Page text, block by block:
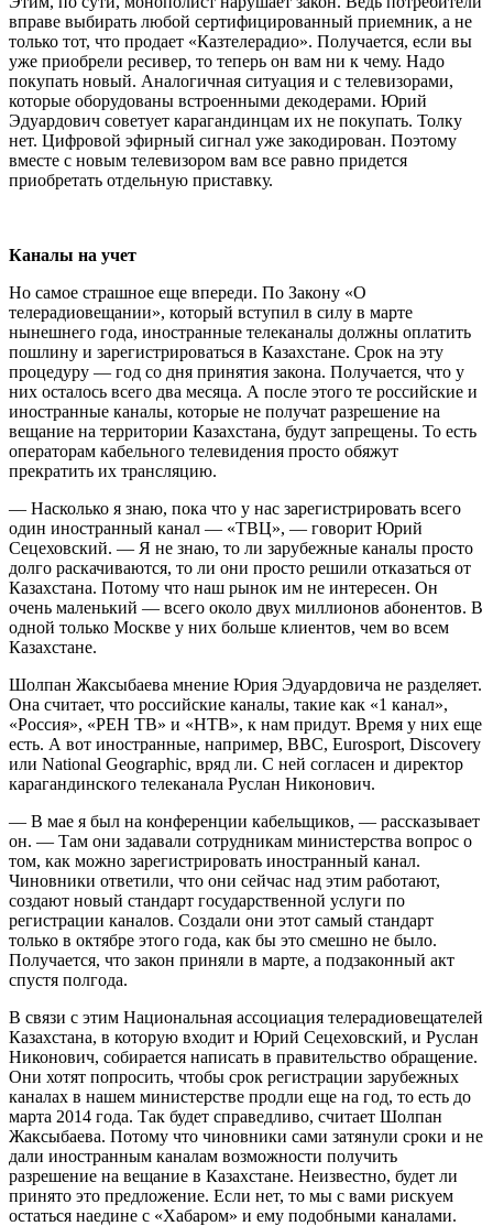
вправе выбирать любой сертифицированный приемник, а не
только тот, что продает «Казтелерадио». Получается, если вы
уже приобрели ресивер, то теперь он вам ни к чему. Надо
покупать новый. Аналогичная ситуация и с телевизорами,
которые оборудованы встроенными декодерами. Юрий
Эдуардович советует карагандинцам их не покупать. Толку
нет. Цифровой эфирный сигнал уже закодирован. Поэтому
вместе с новым телевизором вам все равно придется
приобретать отдельную приставку.
Каналы на учет
Но самое страшное еще впереди. По Закону «О
телерадиовещании», который вступил в силу в марте
нынешнего года, иностранные телеканалы должны оплатить
пошлину и зарегистрироваться в Казахстане. Срок на эту
процедуру — год со дня принятия закона. Получается, что у
них осталось всего два месяца. А после этого те российские и
иностранные каналы, которые не получат разрешение на
вещание на территории Казахстана, будут запрещены. То есть
операторам кабельного телевидения просто обяжут
прекратить их трансляцию.
— Насколько я знаю, пока что у нас зарегистрировать всего
один иностранный канал — «ТВЦ», — говорит Юрий
Сецеховский. — Я не знаю, то ли зарубежные каналы просто
долго раскачиваются, то ли они просто решили отказаться от
Казахстана. Потому что наш рынок им не интересен. Он
очень маленький — всего около двух миллионов абонентов. В
одной только Москве у них больше клиентов, чем во всем
Казахстане.
Шолпан Жаксыбаева мнение Юрия Эдуардовича не разделяет.
Она считает, что российские каналы, такие как «1 канал»,
«Россия», «РЕН ТВ» и «НТВ», к нам придут. Время у них еще
есть. А вот иностранные, например, BBC, Eurosport, Discovery
или National Geographic, вряд ли. С ней согласен и директор
карагандинского телеканала Руслан Никонович.
— В мае я был на конференции кабельщиков, — рассказывает
он. — Там они задавали сотрудникам министерства вопрос о
том, как можно зарегистрировать иностранный канал.
Чиновники ответили, что они сейчас над этим работают,
создают новый стандарт государственной услуги по
регистрации каналов. Создали они этот самый стандарт
только в октябре этого года, как бы это смешно не было.
Получается, что закон приняли в марте, а подзаконный акт
спустя полгода.
В связи с этим Национальная ассоциация телерадиовещателей
Казахстана, в которую входит и Юрий Сецеховский, и Руслан
Никонович, собирается написать в правительство обращение.
Они хотят попросить, чтобы срок регистрации зарубежных
каналах в нашем министерстве продли еще на год, то есть до
марта 2014 года. Так будет справедливо, считает Шолпан
Жаксыбаева. Потому что чиновники сами затянули сроки и не
дали иностранным каналам возможности получить
разрешение на вещание в Казахстане. Неизвестно, будет ли
принято это предложение. Если нет, то мы с вами рискуем
остаться наедине с «Хабаром» и ему подобными каналами.